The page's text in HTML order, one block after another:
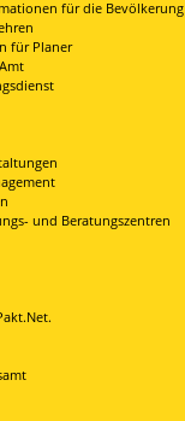
für die Bevölkerung
für Planer
und Beratungszentren